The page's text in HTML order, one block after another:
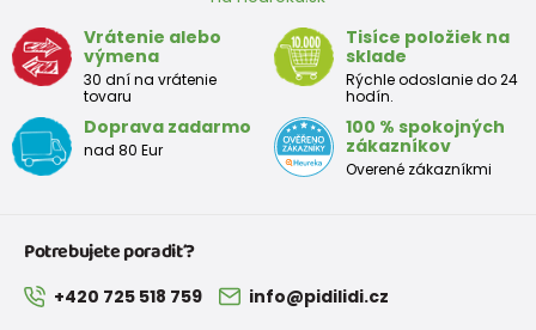
Vrátenie alebo
výmena
30 dní na vrátenie
tovaru
Tisíce položiek na
sklade
Rýchle odoslanie do 24
hodín.
Doprava zadarmo
nad 80 Eur
100 % spokojných
zákazníkov
Overené zákazníkmi
Potrebujete poradiť?
+420 725 518 759 info@pidilidi.cz